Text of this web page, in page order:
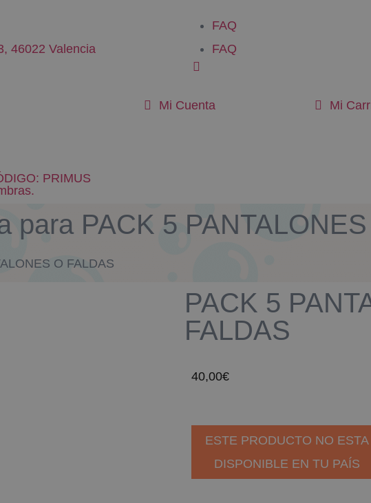
46022 Valencia
FAQ
FAQ
Mi Cuenta Mi
PRIMUS
para PACK 5
O FALDAS
PACK 5
FALDAS
40,00€
ESTE PRODUCTO NO ESTA
DISPONIBLE EN TU PAÍS